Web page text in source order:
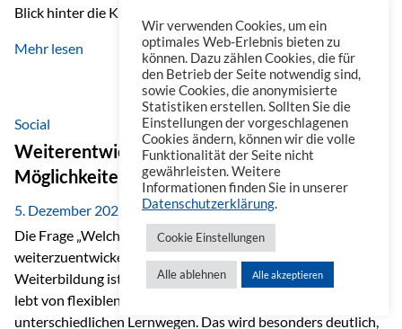
Blick hinter die Kulissen auf eine Unternehmensgruppe mit
beeindruckender Geschichte, gewachsenem Know-how und
einem stabilen Fundament. Ein starkes Netzwerk in ganz
Europa Die Vienna Insurance Group ist die führende
Versicherungsgruppe in Zentral- und Osteuropa. Mit über
50 Versicherungsgesellschaften in insgesamt 30 Ländern
verbindet sie regionale Stärke mit internationaler
Kompetenz.
Mehr lesen
Social
Weiterentwicklung im Berufsalltag: Welche
Möglichkeiten es gibt
5. Dezember 2025
Die Frage „Welche Möglichkeiten gibt es, sich
weiterzuentwickeln?“ lässt sich heute vielseitig beantworten.
Weiterbildung ist längst kein starrer Prozess mehr, sondern
lebt von flexiblen Formaten, individuellen Bedürfnissen und
unterschiedlichen Lernwegen. Das wird besonders deutlich,
Wir verwenden Cookies, um ein
optimales Web-Erlebnis bieten zu
können. Dazu zählen Cookies, die für
den Betrieb der Seite notwendig sind,
sowie Cookies, die anonymisierte
Statistiken erstellen. Sollten Sie die
Einstellungen der vorgeschlagenen
Cookies ändern, können wir die volle
Funktionalität der Seite nicht
gewährleisten. Weitere
Informationen finden Sie in unserer
Datenschutzerklärung.
Cookie Einstellungen
Alle ablehnen Alle akzeptieren